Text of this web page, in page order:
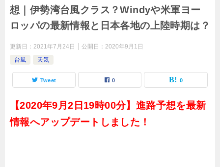
想｜伊勢湾台風クラス？Windyや米軍ヨー
ロッパの最新情報と日本各地の上陸時期は？
更新日： 2021年7月24日 公開日： 2020年9月1日
台風
天気
Tweet 0 0
【2020年9月2日19時00分】進路予想を最新
情報へアップデートしました！